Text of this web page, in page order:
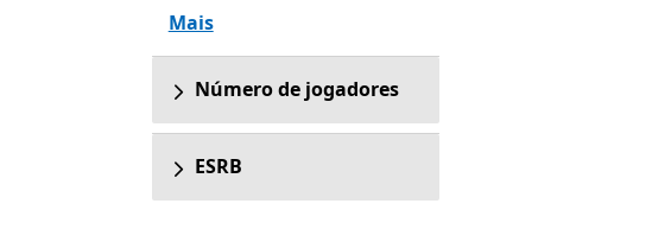
Mais
Número de jogadores
ESRB